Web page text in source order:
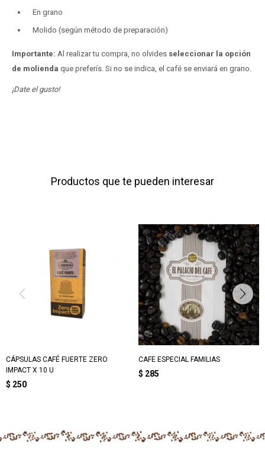
En grano
Molido (según método de preparación)
Importante: Al realizar tu compra, no olvides seleccionar la opción
de molienda que preferís. Si no se indica, el café se enviará en grano.
¡Date el gusto!
Productos que te pueden interesar
CÁPSULAS CAFÉ FUERTE ZERO
IMPACT X 10 U
$ 250
CAFE ESPECIAL FAMILIAS
$ 285